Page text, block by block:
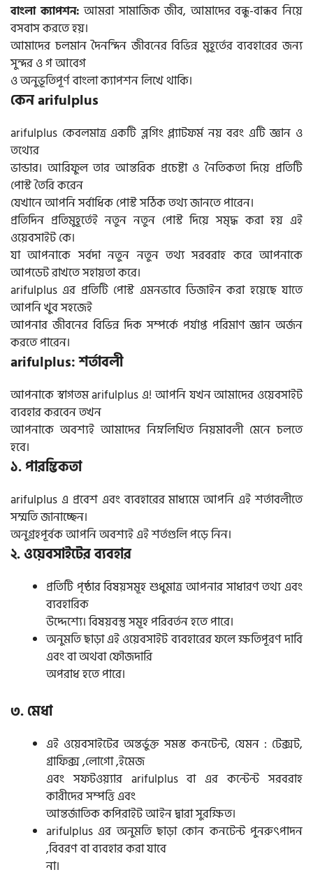
বাংলা ক্যাপশন: আমরা সামাজিক জীব, আমাদের বন্ধু-বান্ধব নিয়ে
বসবাস করতে হয়।
আমাদের চলমান দৈনন্দিন জীবনের বিভিন্ন মুহূর্তের ব্যবহারের জন্য
সুন্দর ও গ আবেগ
ও অনুভূতিপূর্ণ বাংলা ক্যাপশন লিখে থাকি।
কেন arifulplus
arifulplus কেবলমাত্র একটি ব্লগিং প্ল্যাটফর্ম নয় বরং এটি জ্ঞান ও
তথ্যের
ভান্ডার। আরিফুল তার আন্তরিক প্রচেষ্টা ও নৈতিকতা দিয়ে প্রতিটি
পোস্ট তৈরি করেন
যেখানে আপনি সর্বাধিক পোস্ট সঠিক তথ্য জানতে পারেন।
প্রতিদিন প্রতিমুহূর্তেই নতুন নতুন পোস্ট দিয়ে সমৃদ্ধ করা হয় এই
ওয়েবসাইট কে।
যা আপনাকে সর্বদা নতুন নতুন তথ্য সরবরাহ করে আপনাকে
আপডেট রাখতে সহায়তা করে।
arifulplus এর প্রতিটি পোস্ট এমনভাবে ডিজাইন করা হয়েছে যাতে
আপনি খুব সহজেই
আপনার জীবনের বিভিন্ন দিক সম্পর্কে পর্যাপ্ত পরিমাণ জ্ঞান অর্জন
করতে পারেন।
arifulplus: শর্তাবলী
আপনাকে স্বাগতম arifulplus এ! আপনি যখন আমাদের ওয়েবসাইট
ব্যবহার করবেন তখন
আপনাকে অবশ্যই আমাদের নিম্নলিখিত নিয়মাবলী মেনে চলতে
হবে।
১. পারম্ভিকতা
arifulplus এ প্রবেশ এবং ব্যবহারের মাধ্যমে আপনি এই শর্তাবলীতে
সম্মতি জানাচ্ছেন।
অনুগ্রহপূর্বক আপনি অবশ্যই এই শর্তগুলি পড়ে নিন।
২. ওয়েবসাইটের ব্যবহার
প্রতিটি পৃষ্ঠার বিষয়সমূহ শুধুমাত্র আপনার সাধারণ তথ্য এবং
ব্যবহারিক
উদ্দেশ্যে। বিষয়বস্তু সমূহ পরিবর্তন হতে পারে।
অনুমতি ছাড়া এই ওয়েবসাইট ব্যবহারের ফলে ক্ষতিপূরণ দাবি
এবং বা অথবা ফৌজদারি
অপরাধ হতে পারে।
৩. মেধা
এই ওয়েবসাইটের অন্তর্ভুক্ত সমস্ত কনটেন্ট, যেমন : টেক্সট,
গ্রাফিক্স ,লোগো ,ইমেজ
এবং সফটওয়্যার arifulplus বা এর কন্টেন্ট সরবরাহ
কারীদের সম্পত্তি এবং
আন্তর্জাতিক কপিরাইট আইন দ্বারা সুরক্ষিত।
arifulplus এর অনুমতি ছাড়া কোন কনটেন্ট পুনরুৎপাদন
,বিবরণ বা ব্যবহার করা যাবে
না।